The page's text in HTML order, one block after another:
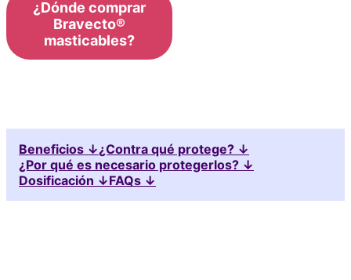
¿Dónde comprar
Bravecto®
masticables?
Beneficios ↓¿Contra qué protege? ↓
¿Por qué es necesario protegerlos? ↓
Dosificación ↓FAQs ↓